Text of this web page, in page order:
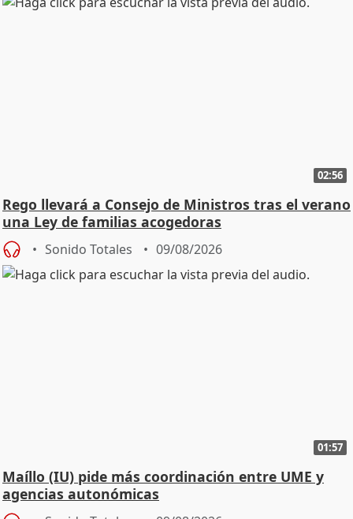
02:56
Rego llevará a Consejo de Ministros tras el verano
una Ley de familias acogedoras
Sonido Totales 09/08/2026
01:57
Maíllo (IU) pide más coordinación entre UME y
agencias autonómicas